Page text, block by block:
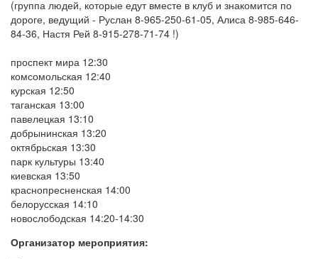
(группа людей, которые едут вместе в клуб и знакомится по
дороге, ведущий - Руслан 8-965-250-61-05, Алиса 8-985-646-
84-36, Настя Рей 8-915-278-71-74 !)
проспект мира 12:30
комсомольская 12:40
курская 12:50
таганская 13:00
павелецкая 13:10
добрынинская 13:20
октябрьская 13:30
парк культуры 13:40
киевская 13:50
краснопресненская 14:00
белорусская 14:10
новослободская 14:20-14:30
Организатор мероприятия: